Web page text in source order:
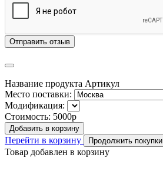
Отправить отзыв
Название продукта Артикул
Место поставки:
Модификация:
Стоимость: 5000р
Добавить в корзину
Перейти в корзину Продолжить покупки
Товар добавлен в корзину